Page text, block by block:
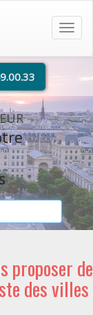
proposer de
des villes